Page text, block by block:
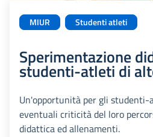
MIUR Studenti atleti
Sperimentazione
studenti-atleti di
Un'opportunità per gli
eventuali criticità del loro
didattica ed allenamenti.